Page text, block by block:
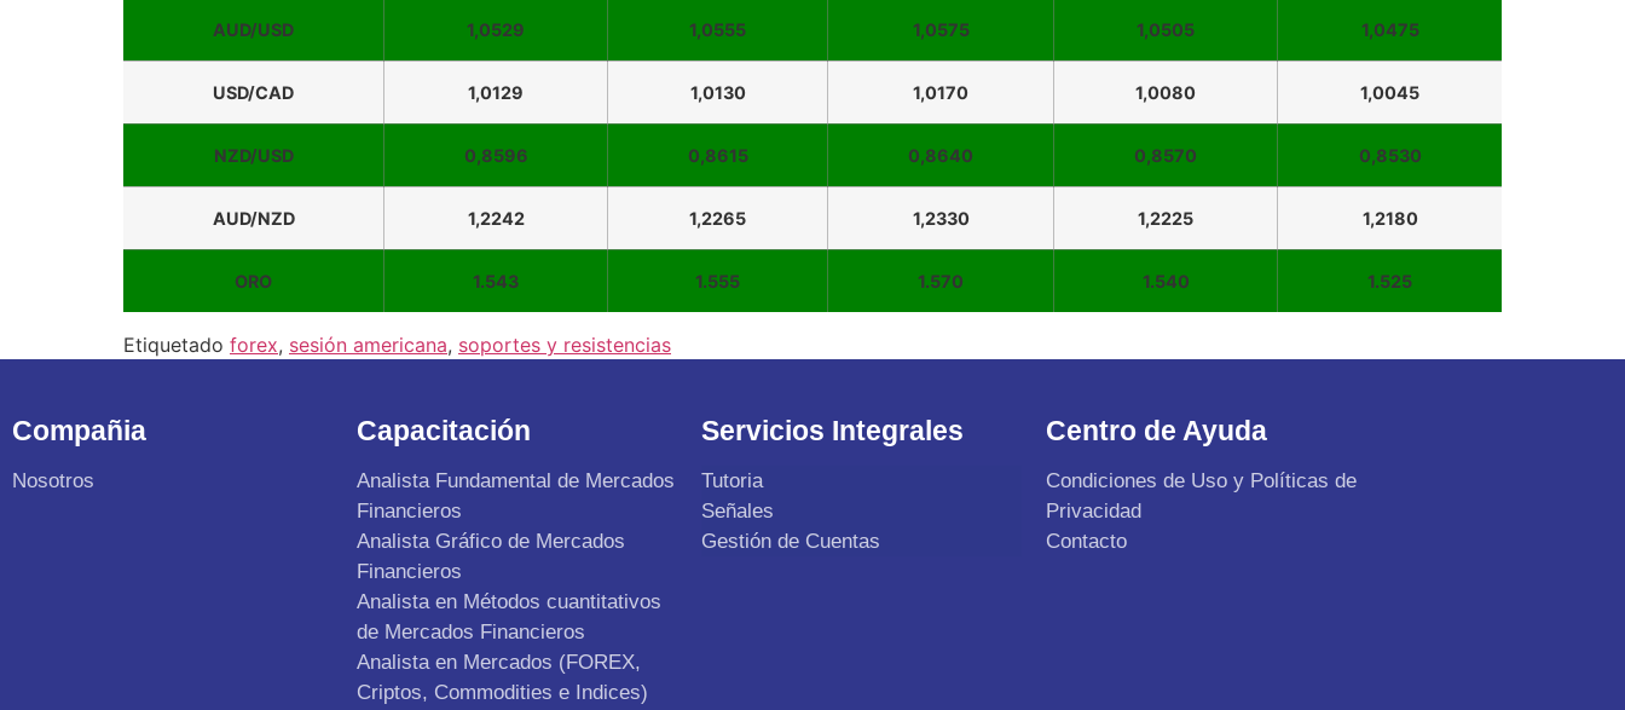
AUD/USD 1,0529 1,0555 1,0575 1,0505 1,0475
USD/CAD 1,0129 1,0130 1,0170 1,0080 1,0045
NZD/USD 0,8596 0,8615 0,8640 0,8570 0,8530
AUD/NZD 1,2242 1,2265 1,2330 1,2225 1,2180
ORO 1.543 1.555 1.570 1.540 1.525
Etiquetado forex, sesión americana, soportes y resistencias
Compañia
Nosotros
Capacitación
Analista Fundamental de Mercados
Financieros
Analista Gráfico de Mercados
Financieros
Analista en Métodos cuantitativos
de Mercados Financieros
Analista en Mercados (FOREX,
Criptos, Commodities e Indices)
Servicios Integrales
Tutoria
Señales
Gestión de Cuentas
Centro de Ayuda
Condiciones de Uso y Políticas de
Privacidad
Contacto